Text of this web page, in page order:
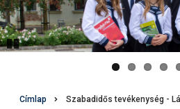
Morzsa
Címlap Szabadidős tevékenység -